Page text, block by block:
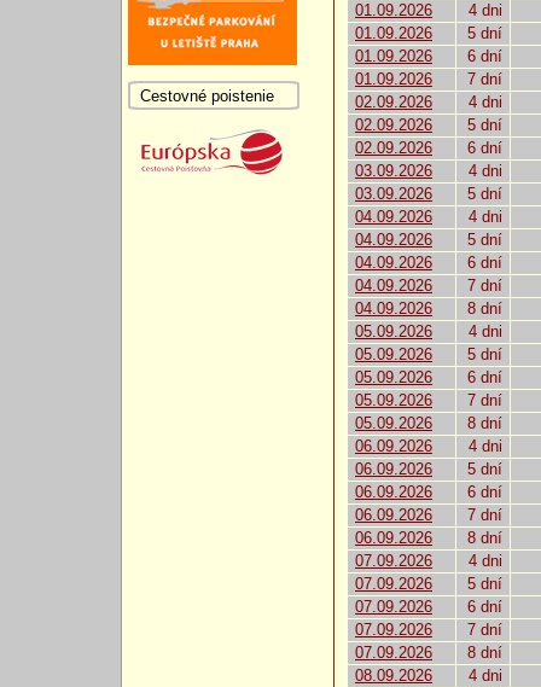
01.09.2026
4 dni
01.09.2026
5 dní
01.09.2026
6 dní
01.09.2026
7 dní
02.09.2026
4 dni
02.09.2026
5 dní
02.09.2026
6 dní
03.09.2026
4 dni
03.09.2026
5 dní
04.09.2026
4 dni
04.09.2026
5 dní
04.09.2026
6 dní
04.09.2026
7 dní
04.09.2026
8 dní
05.09.2026
4 dni
05.09.2026
5 dní
05.09.2026
6 dní
05.09.2026
7 dní
05.09.2026
8 dní
06.09.2026
4 dni
06.09.2026
5 dní
06.09.2026
6 dní
06.09.2026
7 dní
06.09.2026
8 dní
07.09.2026
4 dni
07.09.2026
5 dní
07.09.2026
6 dní
07.09.2026
7 dní
07.09.2026
8 dní
08.09.2026
4 dni
Cestovné poistenie